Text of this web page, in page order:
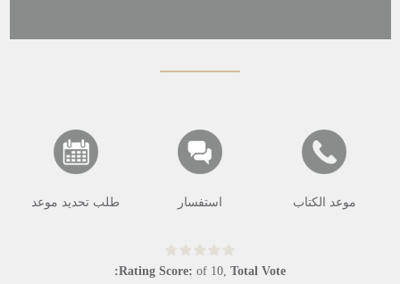
موعد الكتاب استفسار طلب تحديد موعد
Rating Score: of 10, Total Vote: